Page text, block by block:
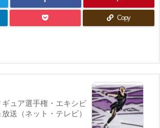
Copy
ュア選手権・エキシビ
送（ネット・テレビ）